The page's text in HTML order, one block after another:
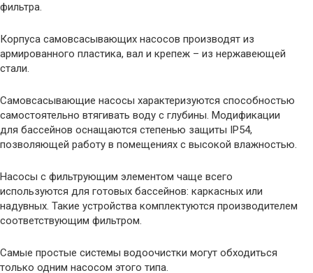
фильтра.
Корпуса самовсасывающих насосов производят из
армированного пластика, вал и крепеж – из нержавеющей
стали.
Самовсасывающие насосы характеризуются способностью
самостоятельно втягивать воду с глубины. Модификации
для бассейнов оснащаются степенью защиты IP54,
позволяющей работу в помещениях с высокой влажностью.
Насосы с фильтрующим элементом чаще всего
используются для готовых бассейнов: каркасных или
надувных. Такие устройства комплектуются производителем
соответствующим фильтром.
Самые простые системы водоочистки могут обходиться
только одним насосом этого типа.